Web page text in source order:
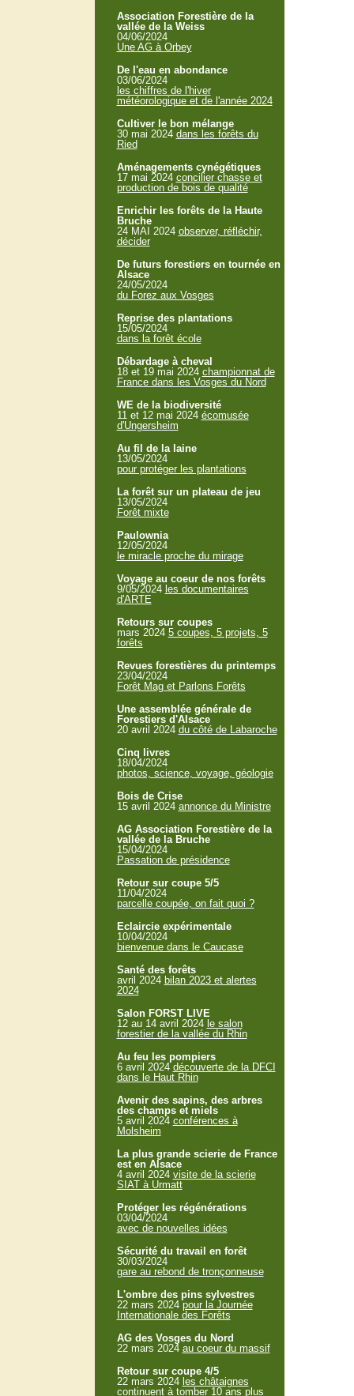
Association Forestière de la
vallée de la Weiss
04/06/2024
Une AG à Orbey
De l'eau en abondance
03/06/2024
les chiffres de l'hiver
météorologique et de l'année 2024
Cultiver le bon mélange
30 mai 2024 dans les forêts du
Ried
Aménagements cynégétiques
17 mai 2024 concilier chasse et
production de bois de qualité
Enrichir les forêts de la Haute
Bruche
24 MAI 2024 observer, réfléchir,
décider
De futurs forestiers en tournée en
Alsace
24/05/2024
du Forez aux Vosges
Reprise des plantations
15/05/2024
dans la forêt école
Débardage à cheval
18 et 19 mai 2024 championnat de
France dans les Vosges du Nord
WE de la biodiversité
11 et 12 mai 2024 écomusée
d'Ungersheim
Au fil de la laine
13/05/2024
pour protéger les plantations
La forêt sur un plateau de jeu
13/05/2024
Forêt mixte
Paulownia
12/05/2024
le miracle proche du mirage
Voyage au coeur de nos forêts
9/05/2024 les documentaires
d'ARTE
Retours sur coupes
mars 2024 5 coupes, 5 projets, 5
forêts
Revues forestières du printemps
23/04/2024
Forêt Mag et Parlons Forêts
Une assemblée générale de
Forestiers d'Alsace
20 avril 2024 du côté de Labaroche
Cinq livres
18/04/2024
photos, science, voyage, géologie
Bois de Crise
15 avril 2024 annonce du Ministre
AG Association Forestière de la
vallée de la Bruche
15/04/2024
Passation de présidence
Retour sur coupe 5/5
11/04/2024
parcelle coupée, on fait quoi ?
Eclaircie expérimentale
10/04/2024
bienvenue dans le Caucase
Santé des forêts
avril 2024 bilan 2023 et alertes
2024
Salon FORST LIVE
12 au 14 avril 2024 le salon
forestier de la vallée du Rhin
Au feu les pompiers
6 avril 2024 découverte de la DFCI
dans le Haut Rhin
Avenir des sapins, des arbres
des champs et miels
5 avril 2024 conférences à
Molsheim
La plus grande scierie de France
est en Alsace
4 avril 2024 visite de la scierie
SIAT à Urmatt
Protéger les régénérations
03/04/2024
avec de nouvelles idées
Sécurité du travail en forêt
30/03/2024
gare au rebond de tronçonneuse
L'ombre des pins sylvestres
22 mars 2024 pour la Journée
Internationale des Forêts
AG des Vosges du Nord
22 mars 2024 au coeur du massif
Retour sur coupe 4/5
22 mars 2024 les châtaignes
continuent à tomber 10 ans plus